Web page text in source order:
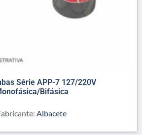
Série APP-7 127/220V
Bifásica
Albacete